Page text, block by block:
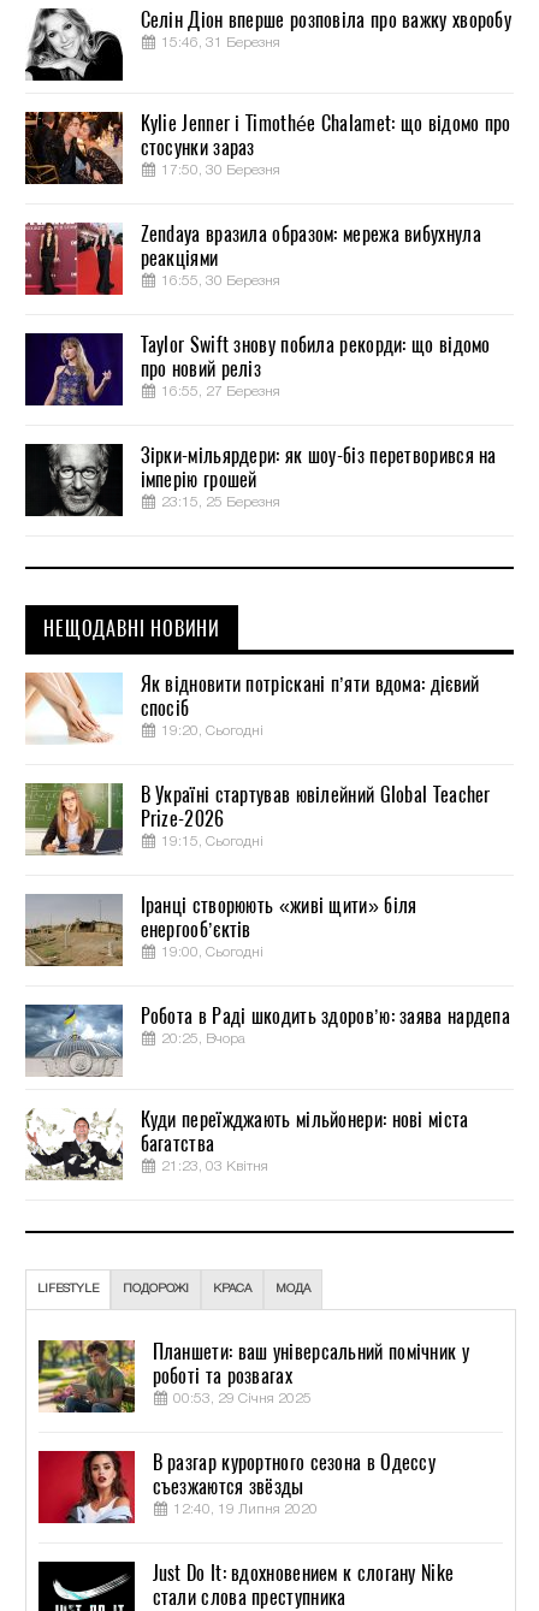
Селін Діон вперше розповіла про важку хворобу
15:46, 31 Березня
Kylie Jenner і Timothée Chalamet: що відомо про
стосунки зараз
17:50, 30 Березня
Zendaya вразила образом: мережа вибухнула
реакціями
16:55, 30 Березня
Taylor Swift знову побила рекорди: що відомо
про новий реліз
16:55, 27 Березня
Зірки-мільярдери: як шоу-біз перетворився на
імперію грошей
23:15, 25 Березня
НЕЩОДАВНІ НОВИНИ
Як відновити потріскані п’яти вдома: дієвий
спосіб
19:20, Сьогодні
В Україні стартував ювілейний Global Teacher
Prize-2026
19:15, Сьогодні
Іранці створюють «живі щити» біля
енергооб’єктів
19:00, Сьогодні
Робота в Раді шкодить здоров’ю: заява нардепа
20:25, Вчора
Куди переїжджають мільйонери: нові міста
багатства
21:23, 03 Квітня
LIFESTYLE ПОДОРОЖІ КРАСА МОДА
Планшети: ваш універсальний помічник у
роботі та розвагах
00:53, 29 Січня 2025
В разгар курортного сезона в Одессу
съезжаются звёзды
12:40, 19 Липня 2020
Just Do It: вдохновением к слогану Nike
стали слова преступника